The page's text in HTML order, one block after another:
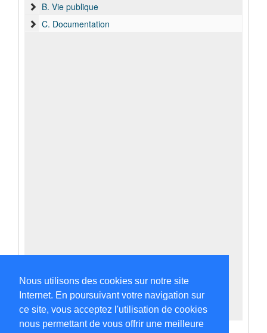
Nous utilisons des cookies sur notre site
Internet. En poursuivant votre navigation sur
ce site, vous acceptez l'utilisation de cookies
nous permettant de vous offrir une meilleure
B. Vie publique
C. Documentation